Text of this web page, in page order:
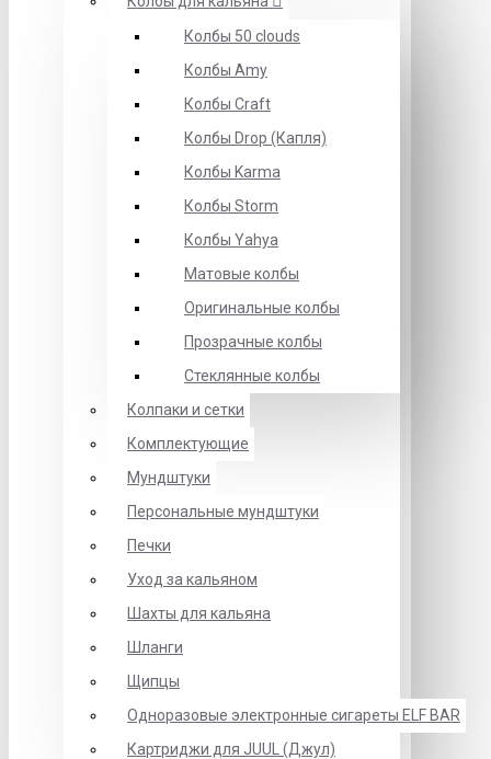
Колбы 50 clouds
Колбы Amy
Колбы Craft
Колбы Drop (Капля)
Колбы Karma
Колбы Storm
Колбы Yahya
Матовые колбы
Оригинальные колбы
Прозрачные колбы
Стеклянные колбы
Колпаки и сетки
Комплектующие
Мундштуки
Персональные мундштуки
Печки
Уход за кальяном
Шахты для кальяна
Шланги
Щипцы
Одноразовые электронные сигареты ELF BAR
Картриджи для JUUL (Джул)